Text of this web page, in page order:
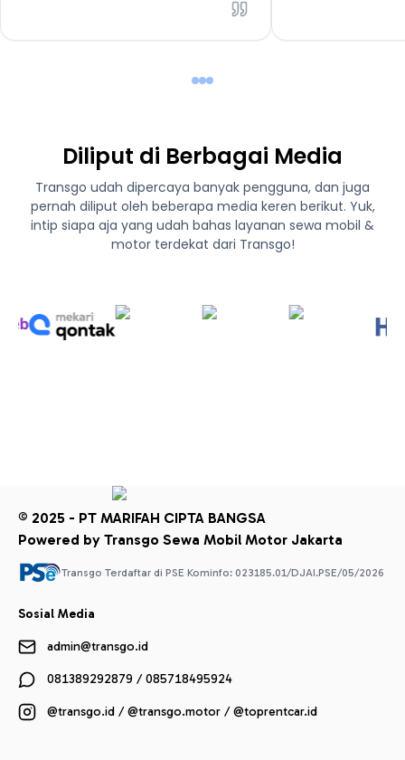
Diliput di Berbagai Media
Transgo udah dipercaya banyak pengguna, dan juga
pernah diliput oleh beberapa media keren berikut. Yuk,
intip siapa aja yang udah bahas layanan sewa mobil &
motor terdekat dari Transgo!
© 2025 - PT MARIFAH CIPTA BANGSA
Powered by Transgo Sewa Mobil Motor Jakarta
Transgo Terdaftar di PSE Kominfo: 023185.01/DJAI.PSE/05/2026
Sosial Media
admin@transgo.id
081389292879 / 085718495924
@transgo.id / @transgo.motor / @toprentcar.id